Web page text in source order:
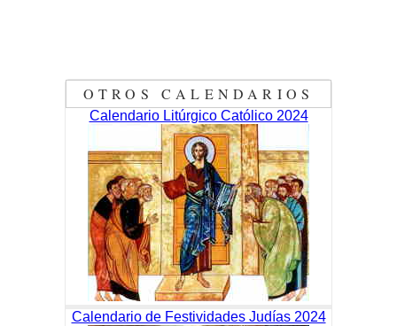
OTROS CALENDARIOS
Calendario Litúrgico Católico 2024
Calendario de Festividades Judías 2024